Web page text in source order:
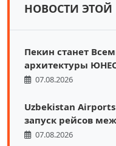
НОВОСТИ ЭТОЙ
Пекин станет
архитектуры
07.08.2026
Uzbekistan
запуск рейсов
07.08.2026